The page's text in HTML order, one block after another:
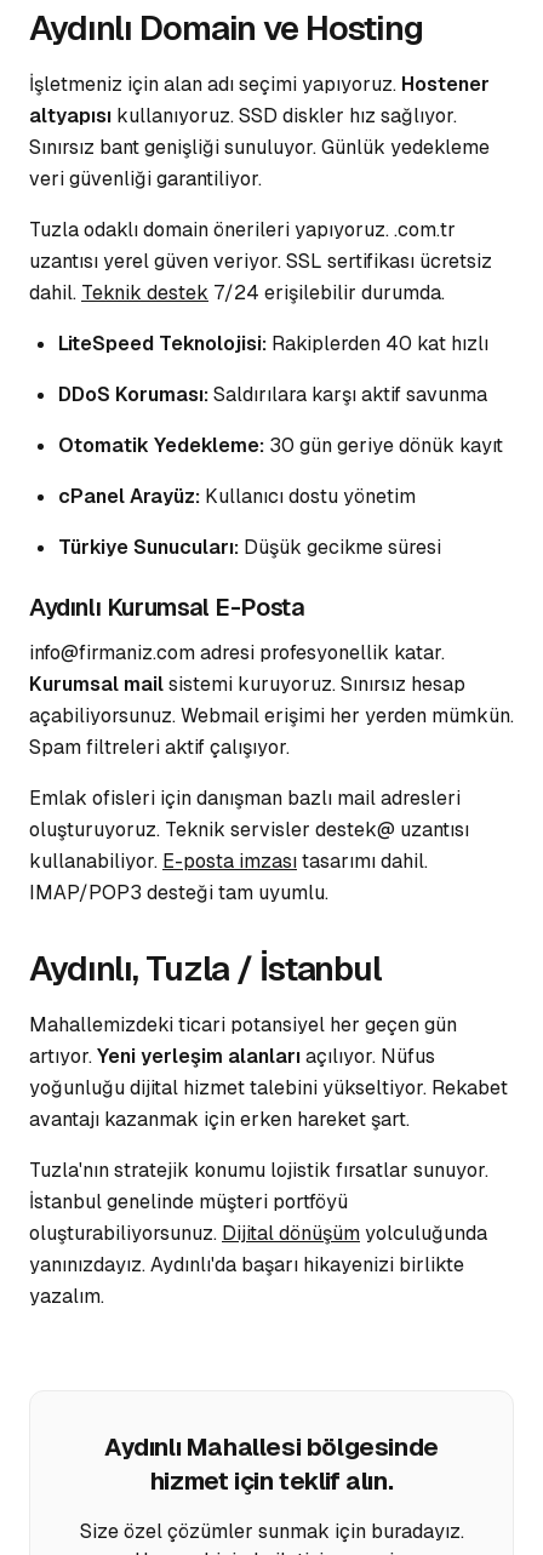
Aydınlı Domain ve Hosting
İşletmeniz için alan adı seçimi yapıyoruz. Hostener
altyapısı kullanıyoruz. SSD diskler hız sağlıyor.
Sınırsız bant genişliği sunuluyor.Günlük yedekleme
veri güvenliği garantiliyor.
Tuzla odaklı domain önerileri yapıyoruz. .com.tr
uzantısı yerel güven veriyor. SSL sertifikası ücretsiz
dahil. Teknik destek 7/24 erişilebilir durumda.
LiteSpeed Teknolojisi: Rakiplerden 40 kat hızlı
DDoS Koruması:Saldırılara karşı aktif savunma
Otomatik Yedekleme: 30 gün geriye dönük kayıt
cPanel Arayüz: Kullanıcı dostu yönetim
Türkiye Sunucuları: Düşük gecikme süresi
Aydınlı Kurumsal E-Posta
info@firmaniz.com adresi profesyonellik katar.
Kurumsal mailsistemi kuruyoruz. Sınırsız hesap
açabiliyorsunuz. Webmail erişimi her yerden mümkün.
Spam filtreleriaktif çalışıyor.
Emlak ofisleri için danışman bazlı mail adresleri
oluşturuyoruz. Teknik servisler destek@ uzantısı
kullanabiliyor. E-posta imzasıtasarımı dahil.
IMAP/POP3 desteği tam uyumlu.
Aydınlı, Tuzla / İstanbul
Mahallemizdeki ticari potansiyel her geçen gün
artıyor.Yeni yerleşim alanlarıaçılıyor. Nüfus
yoğunluğu dijital hizmet talebini yükseltiyor. Rekabet
avantajı kazanmak için erken hareket şart.
Tuzla'nın stratejik konumu lojistik fırsatlar sunuyor.
İstanbul genelinde müşteri portföyü
oluşturabiliyorsunuz. Dijital dönüşümyolculuğunda
yanınızdayız. Aydınlı'da başarı hikayenizi birlikte
yazalım.
Aydınlı Mahallesi bölgesinde
hizmet için teklif alın.
Size özel çözümler sunmak için buradayız.